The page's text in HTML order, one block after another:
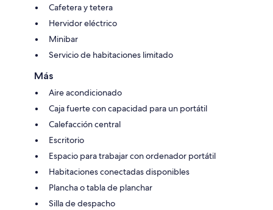
Cafetera y tetera
Hervidor eléctrico
Minibar
Servicio de habitaciones limitado
Más
Aire acondicionado
Caja fuerte con capacidad para un portátil
Calefacción central
Escritorio
Espacio para trabajar con ordenador portátil
Habitaciones conectadas disponibles
Plancha o tabla de planchar
Silla de despacho